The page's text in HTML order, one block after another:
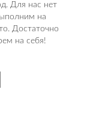
Для нас нет
на
Достаточно
на себя!